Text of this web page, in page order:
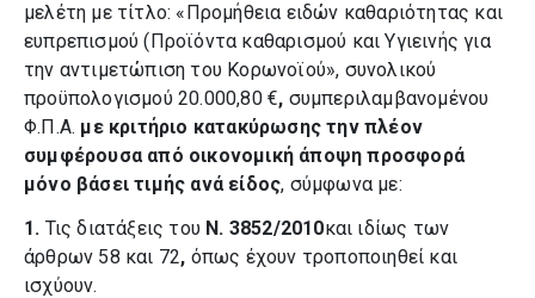
μελέτη με τίτλο: «Προμήθεια ειδών καθαριότητας και
ευπρεπισμού (Προϊόντα καθαρισμού και Υγιεινής για
την αντιμετώπιση του Κορωνοϊού», συνολικού
προϋπολογισμού 20.000,80 €, συμπεριλαμβανομένου
Φ.Π.Α. με κριτήριο κατακύρωσης την πλέον
συμφέρουσα από οικονομική άποψη προσφορά
μόνο βάσει τιμής ανά είδος, σύμφωνα με:
1. Τις διατάξεις του Ν. 3852/2010και ιδίως των
άρθρων 58 και 72, όπως έχουν τροποποιηθεί και
ισχύουν.